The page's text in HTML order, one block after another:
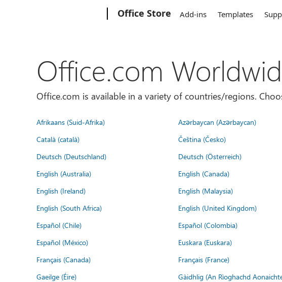
Office Store Add-ins Templates
Office.com
Office.com is available in a variety of countries/regions.
Afrikaans (Suid-Afrika) Azərbaycan (Azərbaycan)
Català (català)
Čeština (Česko)
Deutsch (Deutschland)
Deutsch (Österreich)
English (Australia)
English (Canada)
English (Ireland)
English (Malaysia)
English (South Africa)
English (United Kingdom)
Español (Chile)
Español (Colombia)
Español (México)
Euskara (Euskara)
Français (Canada)
Français (France)
Gaeilge (Éire)
Gàidhlig (An Rìoghachd